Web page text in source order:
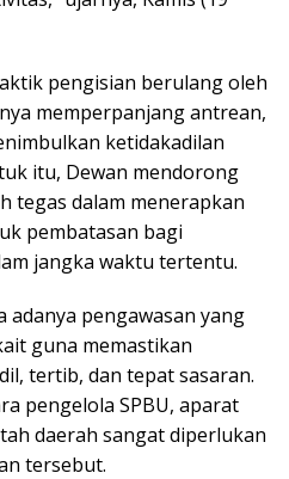
pengisian berulang oleh
memperpanjang antrean,
ketidakadilan
itu, Dewan mendorong
tegas dalam menerapkan
pembatasan bagi
jangka waktu tertentu.
adanya pengawasan yang
guna memastikan
tertib, dan tepat sasaran.
pengelola SPBU, aparat
daerah sangat diperlukan
tersebut.